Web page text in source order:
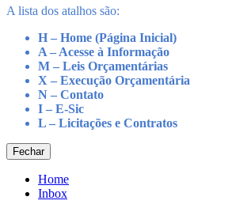
A lista dos atalhos são:
H – Home (Página Inicial)
A – Acesse à Informação
M – Leis Orçamentárias
X – Execução Orçamentária
N – Contato
I – E-Sic
L – Licitações e Contratos
Fechar
Home
Inbox